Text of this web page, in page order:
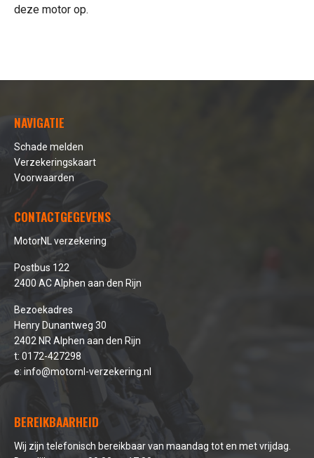
deze motor op.
NAVIGATIE
Schade melden
Verzekeringskaart
Voorwaarden
CONTACTGEGEVENS
MotorNL verzekering
Postbus 122
2400 AC Alphen aan den Rijn
Bezoekadres
Henry Dunantweg 30
2402 NR Alphen aan den Rijn
t: 0172-427298
e: info@motornl-verzekering.nl
BEREIKBAARHEID
Wij zijn telefonisch bereikbaar van maandag tot en met vrijdag.